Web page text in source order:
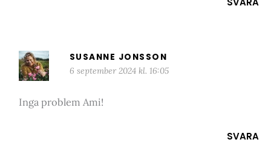
SUSANNE JONSSON
6 september 2024 kl. 16:05
Inga problem Ami!
SVARA